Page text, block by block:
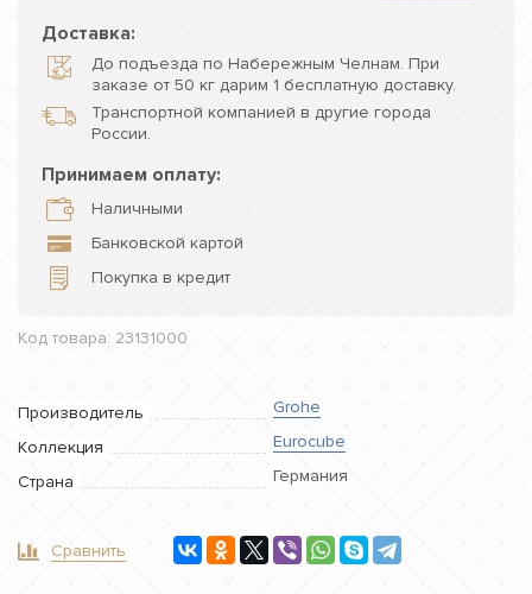
Доставка:
До подъезда по Набережным Челнам. При
заказе от 50 кг дарим 1 бесплатную доставку.
Транспортной компанией в другие города
России.
Принимаем оплату:
Наличными
Банковской картой
Покупка в кредит
Код товара: 23131000
Производитель
Grohe
Коллекция
Eurocube
Страна
Германия
Сравнить